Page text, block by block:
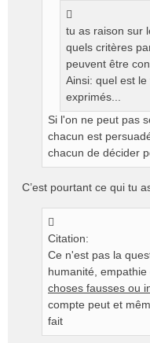
tu as raison sur
quels critères
peuvent être
Ainsi: quel est
exprimés...
Si l'on ne peut pas
chacun est
chacun de décider
C’est pourtant ce qui tu
Citation:
Ce n'est pas la
humanité,
choses fausses ou
compte peut et
fait